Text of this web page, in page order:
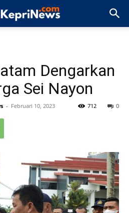
Dengarkan
Sei Nayon
- Februari 10, 2023 0
712